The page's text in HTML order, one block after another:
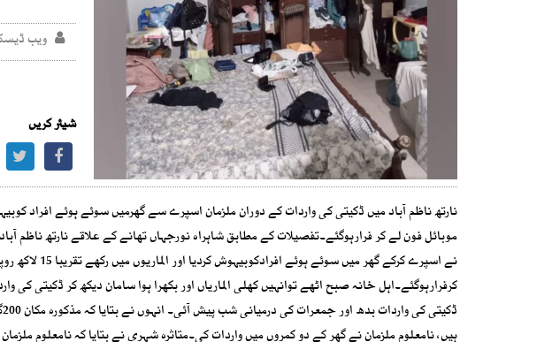
ویب
شیئر کریں
موبائل فون لے کر فرارہوگئے۔تفصیلات کے مطابق شاہراہ نورجہاں تھانے کے علاقے نارتھ ناظم
کرفرارہوگئے۔اہل خانہ صبح اٹھے توانہیں کھلی الماریاں اور بکھرا ہوا سامان دیکھ کر ڈکیتی کی